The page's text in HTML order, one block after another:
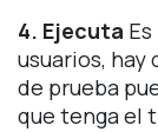
4. Ejecuta
usuarios,
de prueba
que tenga el